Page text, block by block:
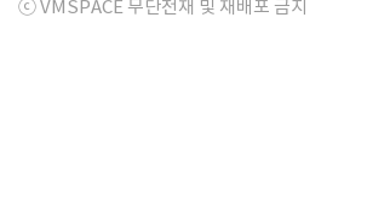
ⓒ VMSPACE 무단전재 및 재배포 금지